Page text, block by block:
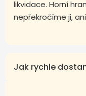
likvidace. Horní
nepřekročíme ji,
Jak rychle